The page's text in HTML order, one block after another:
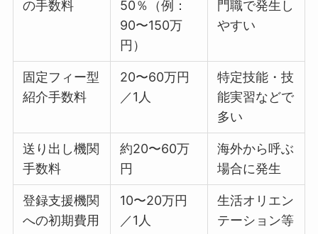
の手数料
50％（例：
90〜150万
円）
門職で発生し
やすい
固定フィー型
紹介手数料
20〜60万円
／1人
特定技能・技
能実習などで
多い
送り出し機関
手数料
約20〜60万
円
海外から呼ぶ
場合に発生
登録支援機関
への初期費用
10〜20万円
／1人
生活オリエン
テーション等